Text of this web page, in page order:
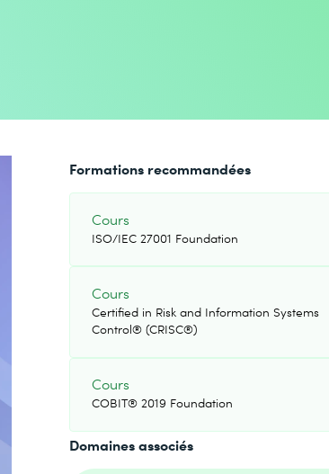
Formations recommandées
Cours
ISO/IEC 27001 Foundation
Cours
Certified in Risk and Information Systems
Control® (CRISC®)
Cours
COBIT® 2019 Foundation
Domaines associés